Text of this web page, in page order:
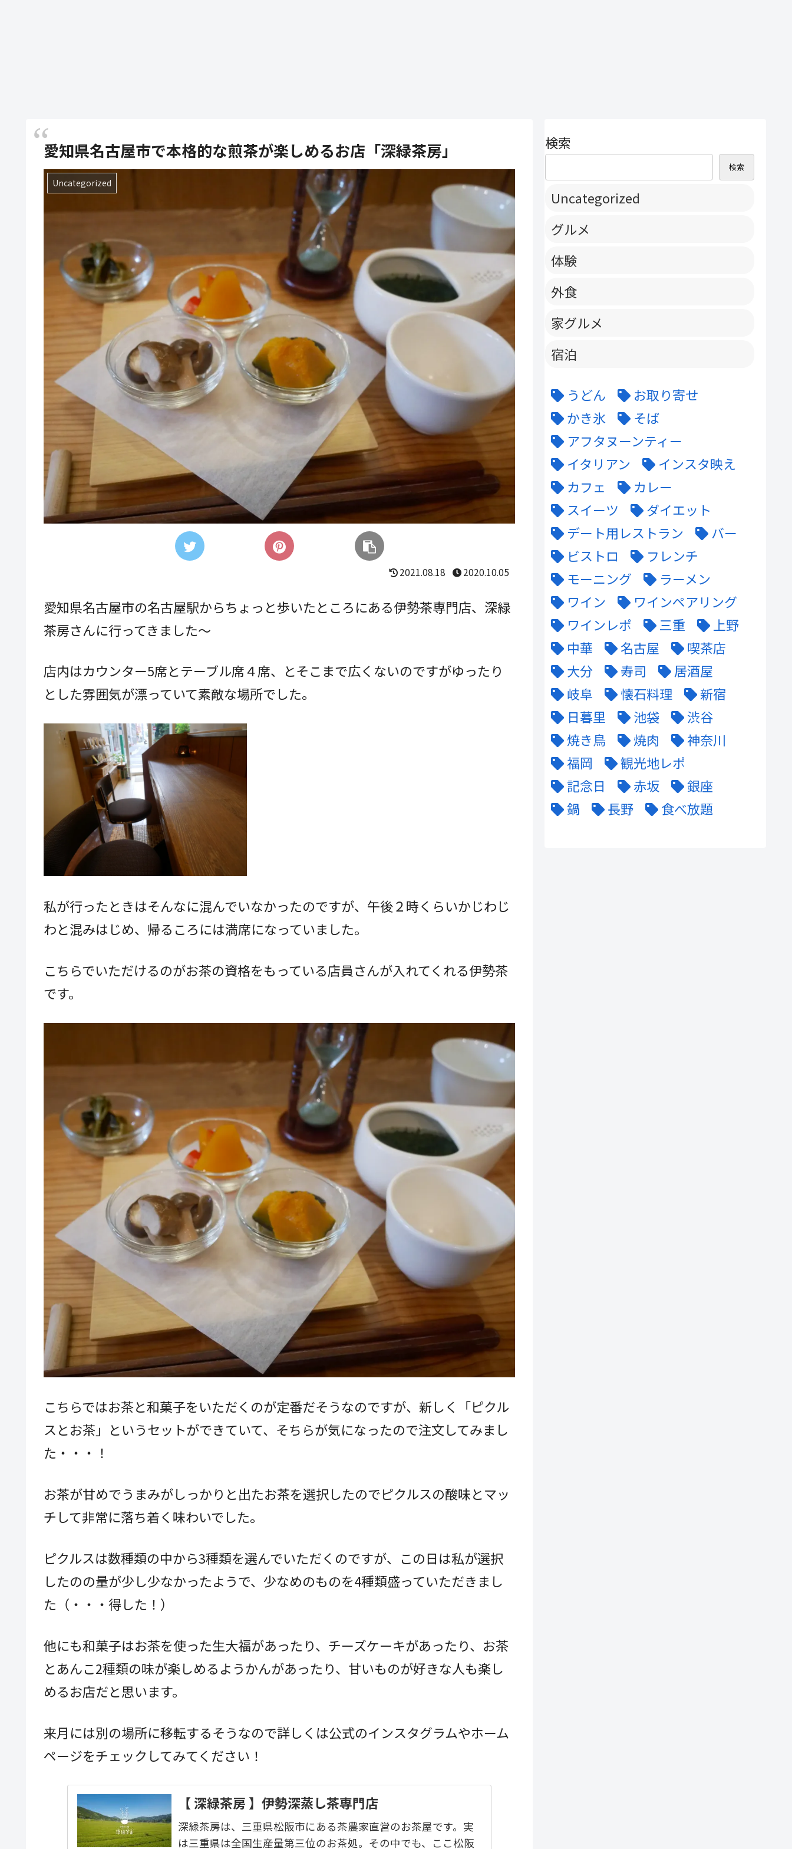
愛知県名古屋市で本格的な煎茶が楽しめるお店「深緑茶房」
Uncategorized
2021.08.18 2020.10.05
愛知県名古屋市の名古屋駅からちょっと歩いたところにある伊勢茶専門店、深緑
茶房さんに行ってきました～
店内はカウンター5席とテーブル席４席、とそこまで広くないのですがゆったり
とした雰囲気が漂っていて素敵な場所でした。
私が行ったときはそんなに混んでいなかったのですが、午後２時くらいかじわじ
わと混みはじめ、帰るころには満席になっていました。
こちらでいただけるのがお茶の資格をもっている店員さんが入れてくれる伊勢茶
です。
こちらではお茶と和菓子をいただくのが定番だそうなのですが、新しく「ピクル
スとお茶」というセットができていて、そちらが気になったので注文してみまし
た・・・！
お茶が甘めでうまみがしっかりと出たお茶を選択したのでピクルスの酸味とマッ
チして非常に落ち着く味わいでした。
ピクルスは数種類の中から3種類を選んでいただくのですが、この日は私が選択
したのの量が少し少なかったようで、少なめのものを4種類盛っていただきまし
た（・・・得した！）
他にも和菓子はお茶を使った生大福があったり、チーズケーキがあったり、お茶
とあんこ2種類の味が楽しめるようかんがあったり、甘いものが好きな人も楽し
めるお店だと思います。
来月には別の場所に移転するそうなので詳しくは公式のインスタグラムやホーム
ページをチェックしてみてください！
【 深緑茶房 】伊勢深蒸し茶専門店
深緑茶房は、三重県松阪市にある茶農家直営のお茶屋です。実
は三重県は全国生産量第三位のお茶処。その中でも、ここ松阪
検索
検索
Uncategorized
グルメ
体験
外食
家グルメ
宿泊
うどん
お取り寄せ
かき氷
そば
アフタヌーンティー
イタリアン
インスタ映え
カフェ
カレー
スイーツ
ダイエット
デート用レストラン
バー
ビストロ
フレンチ
モーニング
ラーメン
ワイン
ワインペアリング
ワインレポ
三重
上野
中華
名古屋
喫茶店
大分
寿司
居酒屋
岐阜
懐石料理
新宿
日暮里
池袋
渋谷
焼き鳥
焼肉
神奈川
福岡
観光地レポ
記念日
赤坂
銀座
鍋
長野 食べ放題